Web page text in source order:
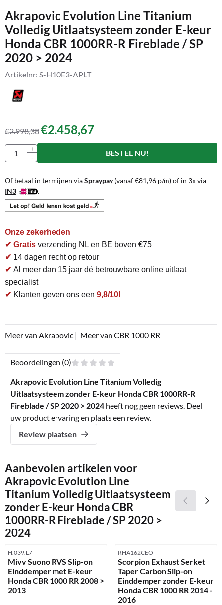
Akrapovic Evolution Line Titanium
Volledig Uitlaatsysteem zonder E-keur
Honda CBR 1000RR-R Fireblade / SP
2020 > 2024
Artikelnr: S-H10E3-APLT
€2.998,38€2.458,67
Aantal
+
-
BESTEL NU!
Of betaal in termijnen viaSpraypay(vanaf€81,96 p/m) of in 3x via
IN3
.
Onze zekerheden
✔ Gratis verzending NL en BE boven €75
✔ 14 dagen recht op retour
✔ Al meer dan 15 jaar dé betrouwbare online uitlaat
specialist
✔ Klanten geven ons een 9,8/10!
Meer van Akrapovic | Meer van CBR 1000 RR
Beoordelingen (0)
Akrapovic Evolution Line Titanium Volledig
Uitlaatsysteem zonder E-keur Honda CBR 1000RR-R
Fireblade / SP 2020 > 2024 heeft nog geen reviews. Deel
uw product ervaring en plaats een review.
Review plaatsen
Aanbevolen artikelen voor
Akrapovic Evolution Line
Titanium Volledig Uitlaatsysteem
zonder E-keur Honda CBR
1000RR-R Fireblade / SP 2020 >
2024
Artikelnummer
H.039.L7
Mivv Suono RVS Slip-on
Einddemper met E-keur
Honda CBR 1000 RR 2008 >
2013
Artikelnummer
RHA162CEO
Scorpion Exhaust Serket
Taper Carbon Slip-on
Einddemper zonder E-keur
Honda CBR 1000 RR 2014 -
2016